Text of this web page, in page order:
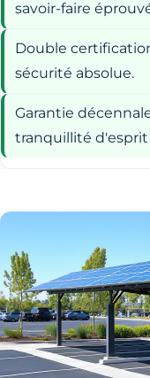
savoir-faire
Double
sécurité absolue.
Garantie
tranquillité